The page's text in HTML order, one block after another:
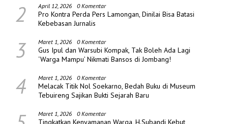
2 April 12, 2026 0 Komentar
Pro Kontra Perda Pers Lamongan, Dinilai Bisa Batasi
Kebebasan Jurnalis
3 Maret 1, 2026 0 Komentar
Gus Ipul dan Warsubi Kompak, Tak Boleh Ada Lagi
‘Warga Mampu’ Nikmati Bansos di Jombang!
4 Maret 1, 2026 0 Komentar
Melacak Titik Nol Soekarno, Bedah Buku di Museum
Tebuireng Sajikan Bukti Sejarah Baru
Maret 1, 2026 0 Komentar
Tingkatkan Kenyamanan Warga, H.Subandi Kebut